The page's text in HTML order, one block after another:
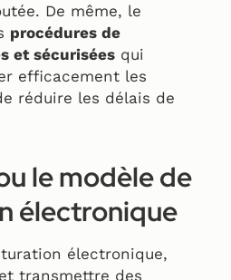
De même, le
procédures de
et sécurisées qui
efficacement les
réduire les délais de
le modèle de
électronique
électronique,
transmettre des